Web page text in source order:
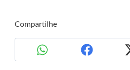
Compartilhe